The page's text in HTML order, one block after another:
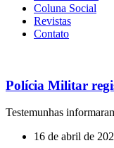
Coluna Social
Revistas
Contato
Polícia Militar
Testemunhas
16 de abril de